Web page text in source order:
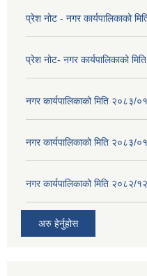
प्रेश नोट - नगर कार्यपालिकाको
प्रेश नोट- नगर कार्यपालिकाको
नगर कार्यपालिकाको मिति २०८३/
नगर कार्यपालिकाको मिति २०८३/
नगर कार्यपालिकाको मिति २०८२/
अरु हेर्नुहोस